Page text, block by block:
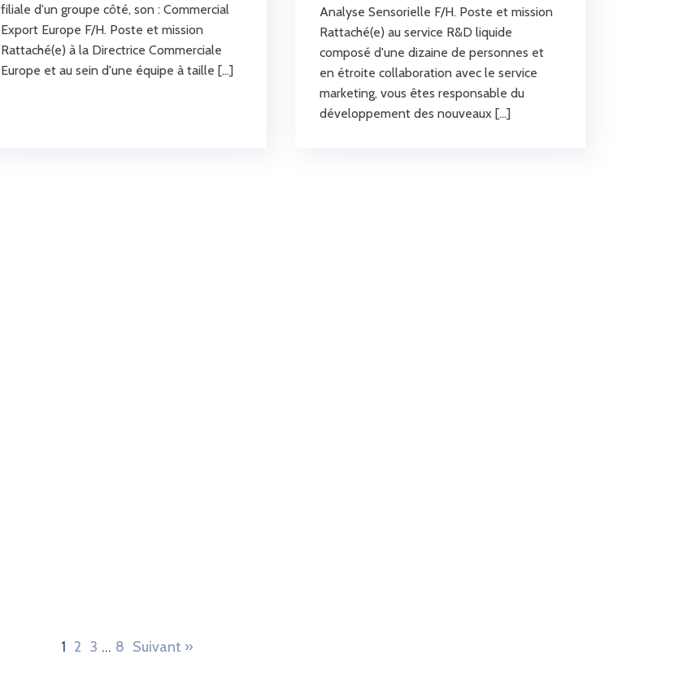
filiale d'un groupe côté, son : Commercial
Export Europe F/H. Poste et mission
Rattaché(e) à la Directrice Commerciale
Europe et au sein d'une équipe à taille […]
Analyse Sensorielle F/H. Poste et mission
Rattaché(e) au service R&D liquide
composé d'une dizaine de personnes et
en étroite collaboration avec le service
marketing, vous êtes responsable du
développement des nouveaux […]
1 2 3 … 8 Suivant »